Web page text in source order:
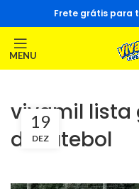
Frete grátis para
MENU
vivamil lista
de futebol
19
DEZ